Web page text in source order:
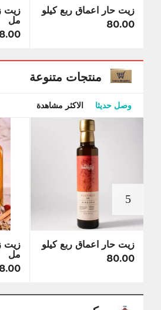
زيت حار اعماق ربع كيلو
80.00
مل
98.00
منتجات متنوعة
وصل حديثا الاكثر مشاهدة
زيت حار اعماق ربع كيلو
80.00
مل
98.00